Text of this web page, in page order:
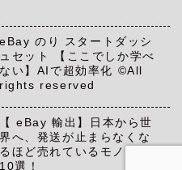
eBay のり スタートダッシ
ュセット 【ここでしか学べ
ない】AIで超効率化 ©All
rights reserved
【 eBay 輸出】日本から世
界へ、発送が止まらなくな
るほど売れているモノ 上位
10選！